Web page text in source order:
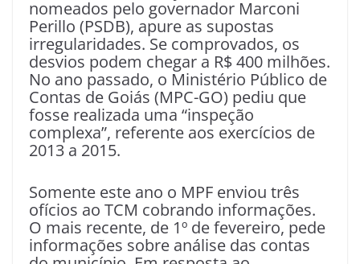
nomeados pelo governador Marconi
Perillo (PSDB), apure as supostas
irregularidades. Se comprovados, os
desvios podem chegar a R$ 400 milhões.
No ano passado, o Ministério Público de
Contas de Goiás (MPC-GO) pediu que
fosse realizada uma “inspeção
complexa”, referente aos exercícios de
2013 a 2015.
Somente este ano o MPF enviou três
ofícios ao TCM cobrando informações.
O mais recente, de 1º de fevereiro, pede
informações sobre análise das contas